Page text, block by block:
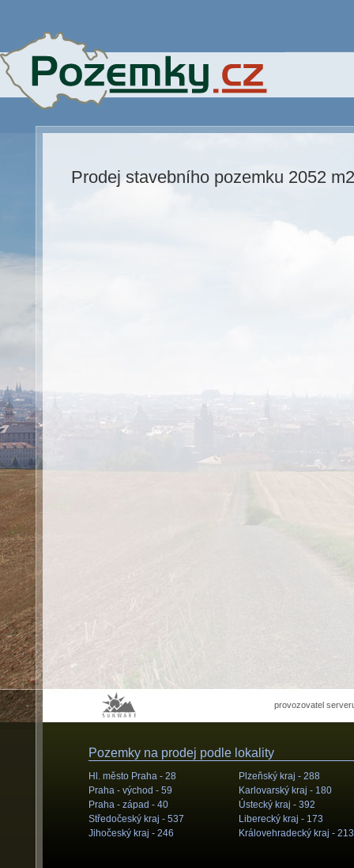
Prodej stavebního pozemku 2052
provozovatel
Pozemky na prodej podle lokality
Hl. město Praha - 28
Praha - východ - 59
Praha - západ - 40
Středočeský kraj - 537
Jihočeský kraj - 246
Plzeňský kraj - 288
Karlovarský kraj - 180
Ústecký kraj - 392
Liberecký kraj - 173
Královehradecký kraj - 213